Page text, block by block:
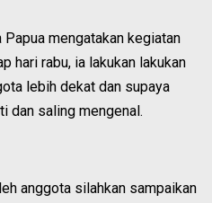
Papua mengatakan kegiatan
hari rabu, ia lakukan lakukan
lebih dekat dan supaya
dan saling mengenal.
anggota silahkan sampaikan